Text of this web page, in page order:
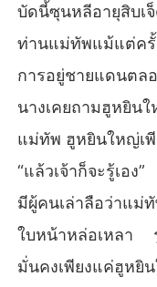
บัดนี้ซุนหลีอายุสิบเ
ท่านแม่ทัพแม้แต่ครั้
การอยู่ชายแดนตล
นางเคยถามฮูหยิน
แม่ทัพ ฮูหยินใหญ่เพี
“แล้วเจ้าก็จะรู้เอง”
มีผู้คนเล่าลือว่า
ใบหน้าหล่อเหลา
มั่นคงเพียงแค่ฮูห